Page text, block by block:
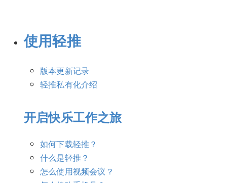
使用轻推
版本更新记录
轻推私有化介绍
开启快乐工作之旅
如何下载轻推？
什么是轻推？
怎么使用视频会议？